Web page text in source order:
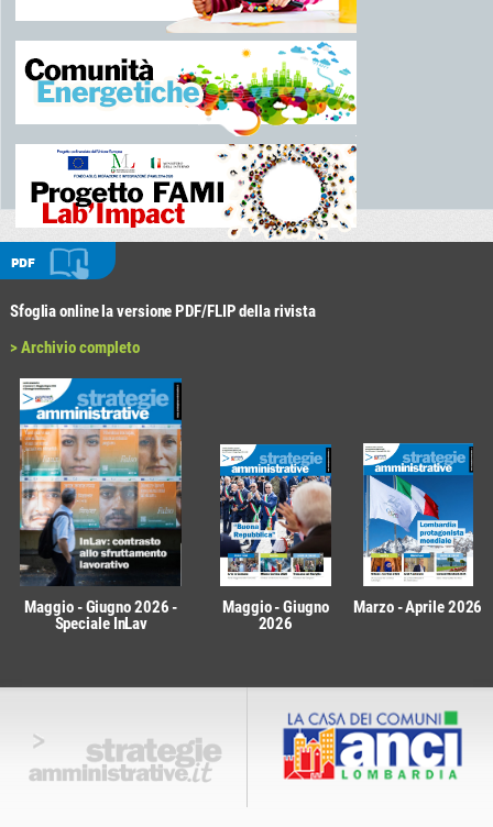
PDF
Sfoglia online la versione PDF/FLIP della rivista
> Archivio completo
Maggio - Giugno 2026 -
Speciale InLav
Maggio - Giugno
2026
Marzo - Aprile 2026